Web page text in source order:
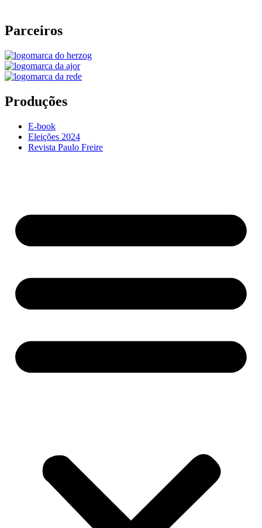
Parceiros
Produções
E-book
Eleições 2024
Revista Paulo Freire